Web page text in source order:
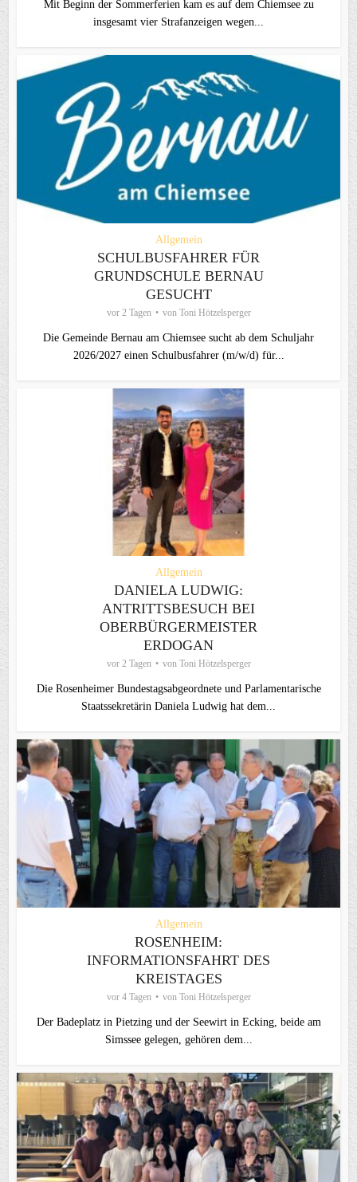
Mit Beginn der Sommerferien kam es auf dem Chiemsee zu
insgesamt vier Strafanzeigen wegen...
Allgemein
SCHULBUSFAHRER FÜR
GRUNDSCHULE BERNAU
GESUCHT
vor 2 Tagen von Toni Hötzelsperger
Die Gemeinde Bernau am Chiemsee sucht ab dem Schuljahr
2026/2027 einen Schulbusfahrer (m/w/d) für...
Allgemein
DANIELA LUDWIG:
ANTRITTSBESUCH BEI
OBERBÜRGERMEISTER
ERDOGAN
vor 2 Tagen von Toni Hötzelsperger
Die Rosenheimer Bundestagsabgeordnete und Parlamentarische
Staatssekretärin Daniela Ludwig hat dem...
Allgemein
ROSENHEIM:
INFORMATIONSFAHRT DES
KREISTAGES
vor 4 Tagen von Toni Hötzelsperger
Der Badeplatz in Pietzing und der Seewirt in Ecking, beide am
Simssee gelegen, gehören dem...